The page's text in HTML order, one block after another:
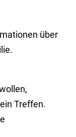
über
Treffen.